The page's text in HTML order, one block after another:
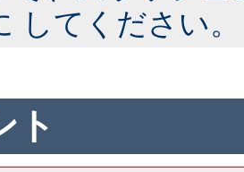
してください。
ト